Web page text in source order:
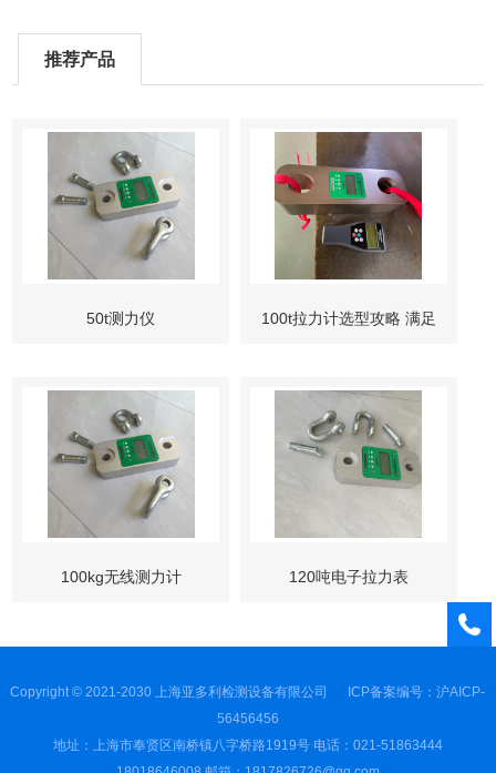
推荐产品
50t测力仪 100t拉力计选型攻略 满足
100kg无线测力计 120吨电子拉力表
Copyright © 2021-2030 上海亚多利检测设备有限公司 ICP备案编号：沪AICP-
56456456
地址：上海市奉贤区南桥镇八字桥路1919号 电话：021-51863444